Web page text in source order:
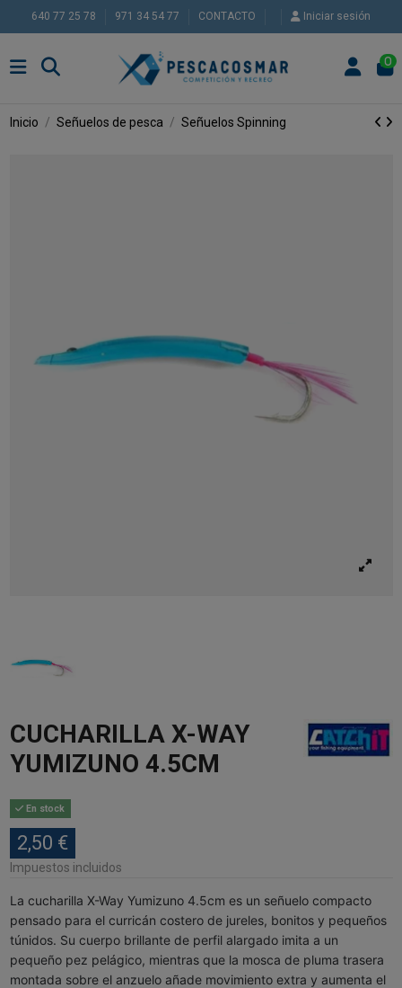
640 77 25 78 971 34 54 77 CONTACTO Iniciar sesión
0
Inicio Señuelos de pesca Señuelos Spinning
CUCHARILLA X-WAY
YUMIZUNO 4.5CM
En stock
2,50 €
Impuestos incluidos
La cucharilla X-Way Yumizuno 4.5cm es un señuelo compacto
pensado para el curricán costero de jureles, bonitos y pequeños
túnidos. Su cuerpo brillante de perfil alargado imita a un
pequeño pez pelágico, mientras que la mosca de pluma trasera
montada sobre el anzuelo añade movimiento extra y aumenta el